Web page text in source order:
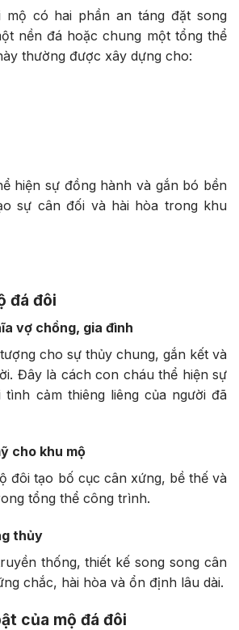
có hai phần an táng đặt song
nền đá hoặc chung một tổng thể
thường được xây dựng cho:
hiện sự đồng hành và gắn bó bền
sự cân đối và hài hòa trong khu
đá đôi
vợ chồng, gia đình
cho sự thủy chung, gắn kết và
Đây là cách con cháu thể hiện sự
cảm thiêng liêng của người đã
cho khu mộ
đôi tạo bố cục cân xứng, bề thế và
tổng thể công trình.
thủy
thống, thiết kế song song cân
chắc, hài hòa và ổn định lâu dài.
của mộ đá đôi